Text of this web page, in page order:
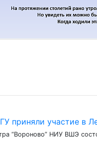
приняли участие в
“Вороново” НИУ ВШЭ